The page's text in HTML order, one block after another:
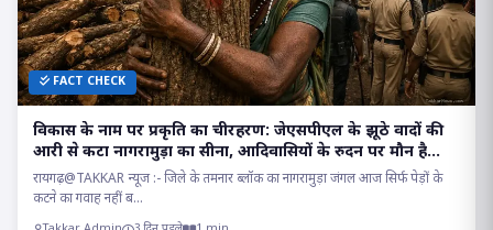
FACT CHECK
विकास के नाम पर प्रकृति का चीरहरण: जेएसपीएल के झूठे वादों की
आरी से कटा नागरामुड़ा का सीना, आदिवासियों के रुदन पर मौन है
सत्ता!
रायगढ़@TAKKAR न्यूज :- जिले के तमनार ब्लॉक का नागरामुड़ा जंगल आज सिर्फ पेड़ों के
कटने का गवाह नहीं ब...